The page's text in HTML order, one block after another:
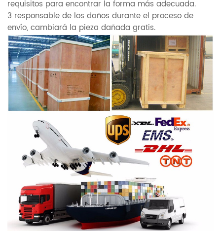
requisitos para encontrar la forma más adecuada.
3 responsable de los daños durante el proceso de
envío, cambiará la pieza dañada gratis.